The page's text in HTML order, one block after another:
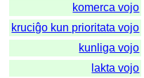
komerca vojo
kruciĝo kun prioritata vojo
kunliga vojo
lakta vojo